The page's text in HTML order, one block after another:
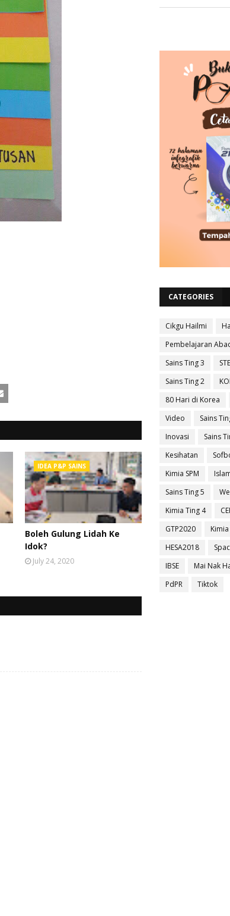
IDEA P&P SAINS
Boleh Gulung Lidah Ke
Idok?
July 24, 2020
CATEGORIES
Cikgu Hailmi
Pembelajaran
Sains Ting 3
Sains Ting 2
80 Hari di Korea
Video
Sains
Inovasi
Sains
Kesihatan
Kimia SPM
Sains Ting 5
Kimia Ting 4
GTP2020
HESA2018
IBSE
Mai Nak
PdPR
Tiktok